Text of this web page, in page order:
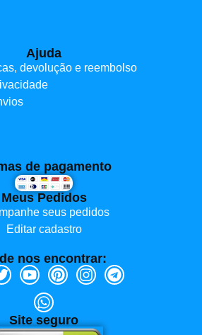
Ajuda
devolução e reembolso
de pagamento
Meus Pedidos
seus pedidos
Editar cadastro
nos encontrar:
Site seguro